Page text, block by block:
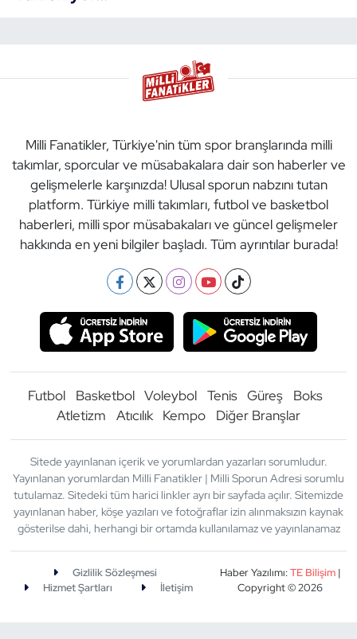
Milli Fanatikler, Türkiye'nin tüm spor branşlarında milli
takımlar, sporcular ve müsabakalara dair son haberler ve
gelişmelerle karşınızda! Ulusal sporun nabzını tutan
platform. Türkiye milli takımları, futbol ve basketbol
haberleri, milli spor müsabakaları ve güncel gelişmeler
hakkında en yeni bilgiler başladı. Tüm ayrıntılar burada!
Futbol Basketbol Voleybol Tenis Güreş
Boks
Atletizm
Atıcılık Kempo Diğer Branşlar
Sitede yayınlanan içerik ve yorumlardan yazarları sorumludur.
Yayınlanan yorumlardan Milli Fanatikler | Milli Sporun Adresi sorumlu
tutulamaz. Sitedeki tüm harici linkler ayrı bir sayfada açılır. Sitemizde
yayınlanan haber, köşe yazıları ve fotoğraflar izin alınmaksızın kaynak
gösterilse dahi, herhangi bir ortamda kullanılamaz ve yayınlanamaz
Gizlilik Sözleşmesi
Hizmet Şartları
İletişim
Haber Yazılımı:TE Bilişim|
Copyright © 2026